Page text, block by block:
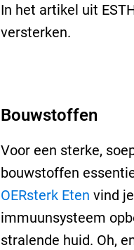
In het artikel uit
versterken.
Bouwstoffen
Voor een sterke,
bouwstoffen
OERsterk Eten vind
immuunsysteem
stralende huid. Oh,